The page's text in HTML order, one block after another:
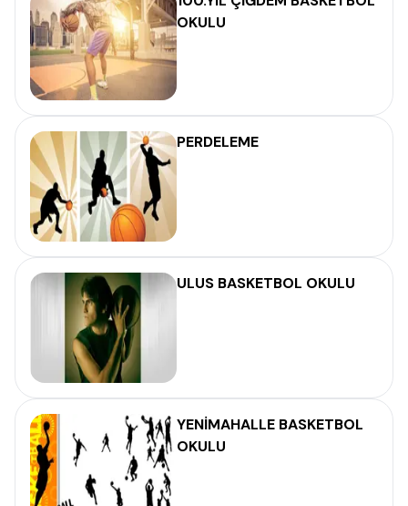
OKULU
PERDELEME
ULUS BASKETBOL OKULU
YENİMAHALLE BASKETBOL
OKULU